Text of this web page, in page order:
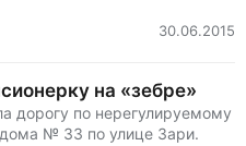
30.06.2015
на «зебре»
дорогу по нерегулируемому
№ 33 по улице Зари.